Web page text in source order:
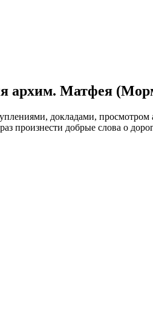
архим. Матфея
докладами, просмотром
произнести добрые слова о